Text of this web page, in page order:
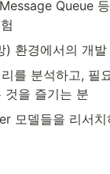
Message Queue
) 환경에서의 개
를 분석하고, 필
것을 즐기는 분
모델들을 리서